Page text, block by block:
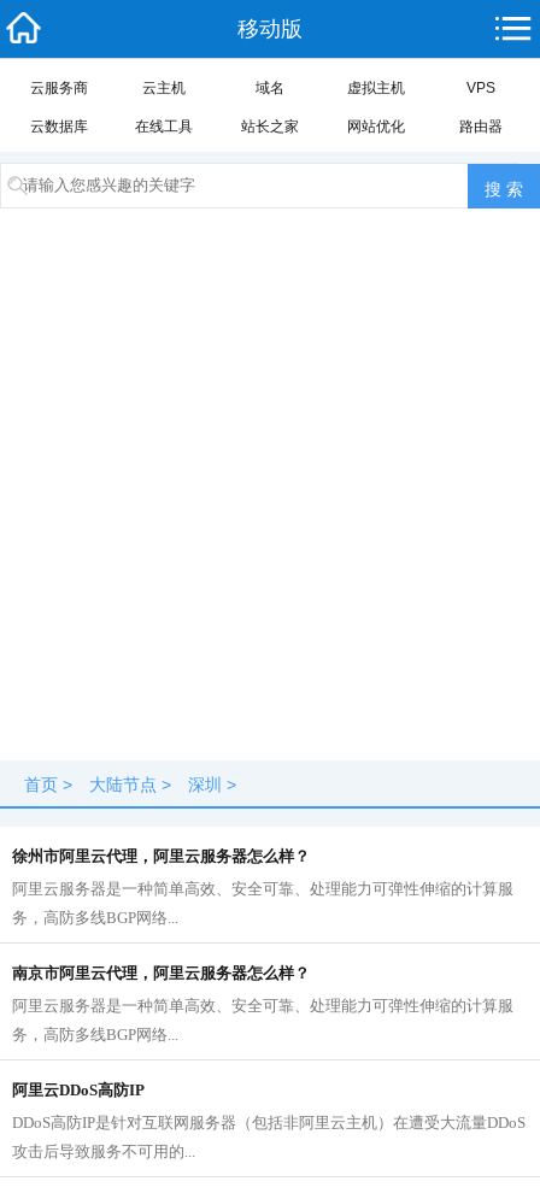
移动版
云服务商 云主机 域名 虚拟主机 VPS
云数据库 在线工具 站长之家 网站优化 路由器
首页 > 大陆节点 > 深圳 >
徐州市阿里云代理，阿里云服务器怎么样？
阿里云服务器是一种简单高效、安全可靠、处理能力可弹性伸缩的计算服
务，高防多线BGP网络...
南京市阿里云代理，阿里云服务器怎么样？
阿里云服务器是一种简单高效、安全可靠、处理能力可弹性伸缩的计算服
务，高防多线BGP网络...
阿里云DDoS高防IP
DDoS高防IP是针对互联网服务器（包括非阿里云主机）在遭受大流量DDoS
攻击后导致服务不可用的...